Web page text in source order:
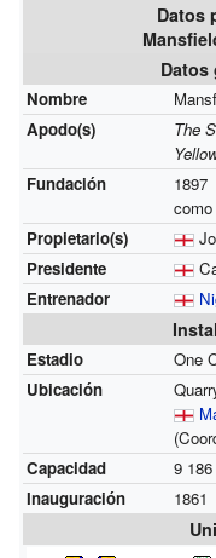
Datos
Datos
Nombre
Apodo(s)
The
Fundación
1897
como
Propietario(s)
Presidente
Entrenador
Estadio
One
Ubicación
Capacidad
9
Inauguración
1861